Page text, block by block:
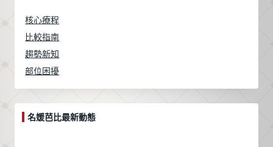
核心療程
比較指南
趨勢新知
部位困擾
名媛芭比最新動態